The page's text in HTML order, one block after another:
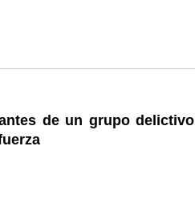
de un grupo delictivo